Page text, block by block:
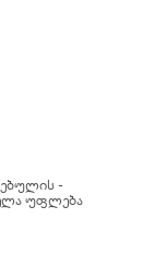
-
უფლება